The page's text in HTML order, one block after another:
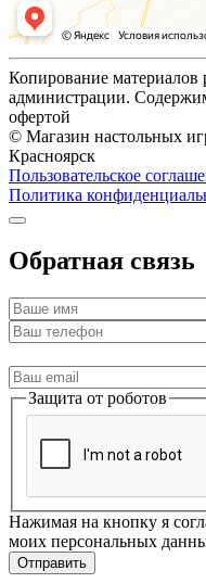
Копирование материалов
администрации.
офертой
© Магазин настольных
Красноярск
Пользовательское
Политика
Обратная связь
Защита от роботов
Нажимая на кнопку я
моих персональных